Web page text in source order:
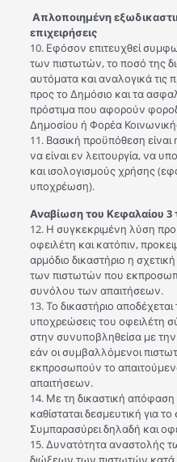
Απλοποιημένη
επιχειρήσεις
10. Εφόσον επιτευχθεί
των πιστωτών, το ποσό της
αυτόματα και αναλογικά τις
προς το Δημόσιο και τα
πρόστιμα που αφορούν
Δημοσίου ή Φορέα
11. Βασική προϋπόθεση είναι
να είναι εν λειτουργία, να
και ισολογισμούς χρήσης
υποχρέωση).
Αναβίωση του Κεφαλαίου 3
12. Η συγκεκριμένη λύση
οφειλέτη και κατόπιν,
αρμόδιο δικαστήριο η
των πιστωτών που
συνόλου των απαιτήσεων.
13. Το δικαστήριο αποδέχεται
υποχρεώσεις του οφειλέτη
στην συνυποβληθείσα με
εάν οι συμβαλλόμενοι
εκπροσωπούν το
απαιτήσεων.
14. Με τη δικαστική
καθίσταται δεσμευτική για
Συμπαρασύρει δηλαδή και
15. Δυνατότητα αναστολής